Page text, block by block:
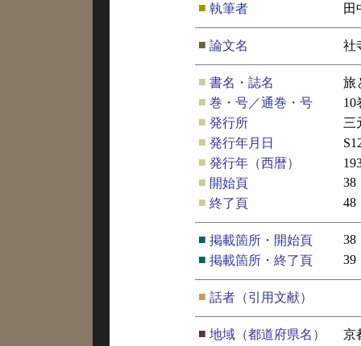
■ 執筆者 田
■ 論文名 社
■ 書名・誌名
旅
■ 巻・号／通巻・号
10
■ 発行所
三
■ 発行年月日
■ 発行年（西暦）
■ 開始頁
38
■ 終了頁 48
■ 掲載箇所・開始頁
38
■ 掲載箇所・終了頁 39
■ 話者（引用文献）
■ 地域（都道府県名）
京